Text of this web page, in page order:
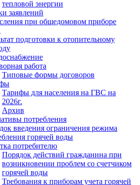
тепловой энергии
заявлений
при общедомовом приборе
подготовки к отопительному
работа
Типовые формы договоров
Тарифы для населения на ГВС на
2026г.
Архив
потребления
введения ограничения режима
горячей воды
потребителю
Порядок действий гражданина при
возникновении проблем со счетчиком
горячей воды
Требования к приборам учета горячей